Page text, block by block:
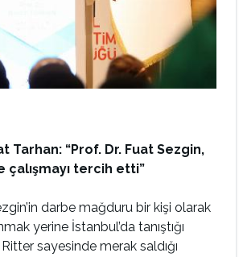
Tarhan: “Prof. Dr. Fuat Sezgin,
çalışmayı tercih etti”
darbe mağduru bir kişi olarak
yerine İstanbul’da tanıştığı
sayesinde merak saldığı